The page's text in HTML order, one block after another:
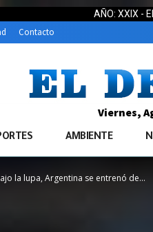
AÑO: XXIX -
Contacto
Viernes,
AMBIENTE
la lupa, Argentina se entrenó de...